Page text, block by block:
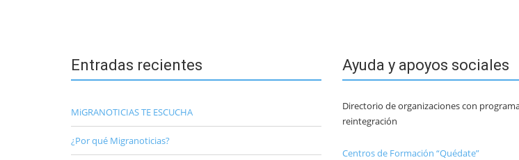
Entradas recientes
MiGRANOTICIAS TE ESCUCHA
¿Por qué Migranoticias?
Ayuda y apoyos sociales
Directorio de organizaciones con
reintegración
Centros de Formación “Quédate”